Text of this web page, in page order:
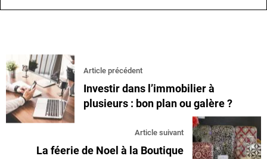
Article précédent
Investir dans l’immobilier à
plusieurs : bon plan ou galère ?
Article suivant
La féerie de Noel à la Boutique